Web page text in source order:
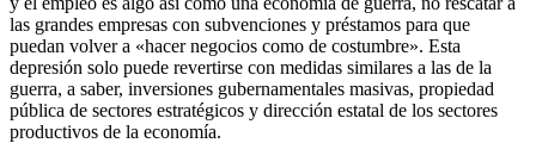
las grandes empresas con subvenciones y préstamos para que
puedan volver a «hacer negocios como de costumbre». Esta
depresión solo puede revertirse con medidas similares a las de la
guerra, a saber, inversiones gubernamentales masivas, propiedad
pública de sectores estratégicos y dirección estatal de los sectores
productivos de la economía.